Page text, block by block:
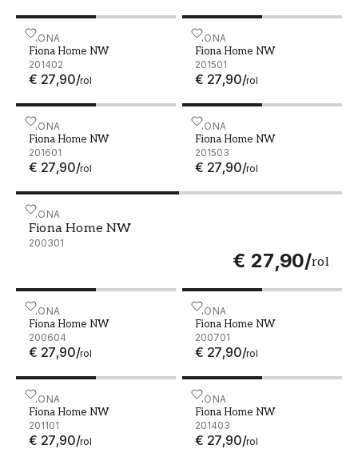
FIONA
Fiona Home NW
201402
€ 27,90/rol
Fiona Home NW - 201402 FIONA
Fiona Home NW
201501
€ 27,90/rol
Fiona Home NW - 201501
FIONA
Fiona Home NW
201601
€ 27,90/rol
Fiona Home NW - 201601 FIONA
Fiona Home NW
201503
€ 27,90/rol
Fiona Home NW - 201503
FIONA
Fiona Home NW
200301
€ 27,90/rol
Fiona Home NW - 200301
FIONA
Fiona Home NW
200604
€ 27,90/rol
Fiona Home NW - 200604 FIONA
Fiona Home NW
200701
€ 27,90/rol
Fiona Home NW - 200701
FIONA
Fiona Home NW
201101
€ 27,90/rol
Fiona Home NW - 201101 FIONA
Fiona Home NW
201403
€ 27,90/rol
Fiona Home NW - 201403